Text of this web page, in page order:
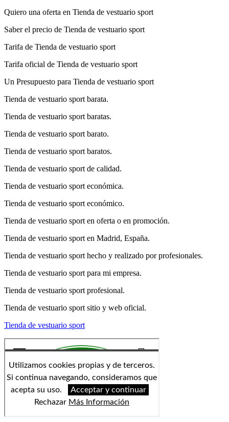
Quiero una oferta en Tienda de vestuario sport
Saber el precio de Tienda de vestuario sport
Tarifa de Tienda de vestuario sport
Tarifa oficial de Tienda de vestuario sport
Un Presupuesto para Tienda de vestuario sport
Tienda de vestuario sport barata.
Tienda de vestuario sport baratas.
Tienda de vestuario sport barato.
Tienda de vestuario sport baratos.
Tienda de vestuario sport de calidad.
Tienda de vestuario sport económica.
Tienda de vestuario sport económico.
Tienda de vestuario sport en oferta o en promoción.
Tienda de vestuario sport en Madrid, España.
Tienda de vestuario sport hecho y realizado por profesionales.
Tienda de vestuario sport para mi empresa.
Tienda de vestuario sport profesional.
Tienda de vestuario sport sitio y web oficial.
Tienda de vestuario sport